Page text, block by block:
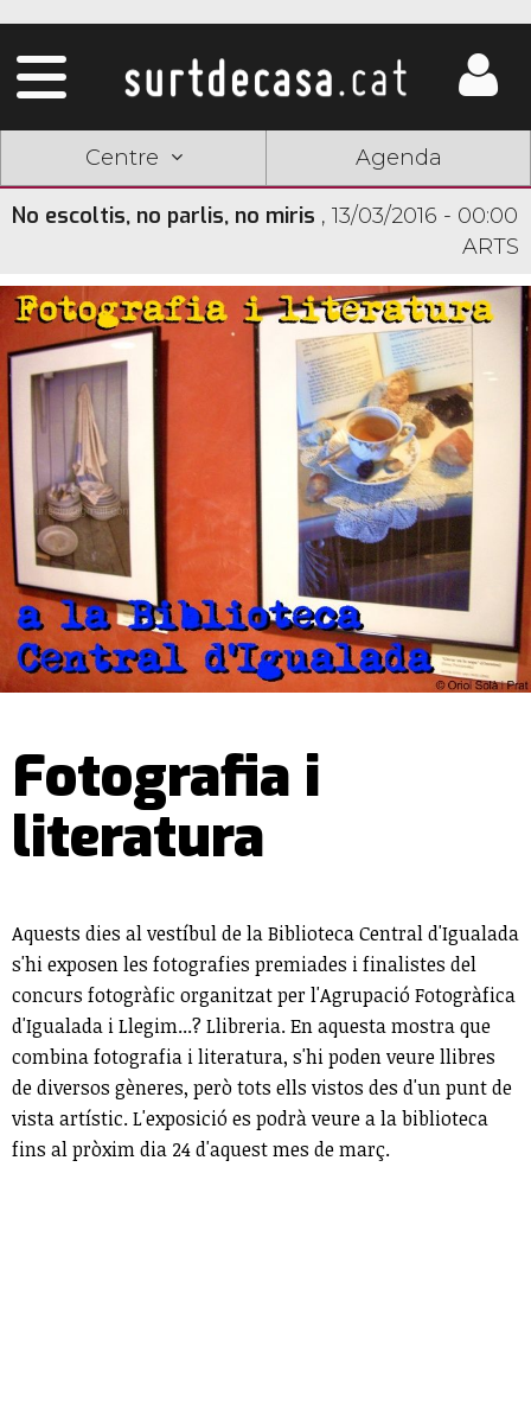
Centre Agenda
No escoltis, no parlis, no miris , 13/03/2016 - 00:00
ARTS
Fotografia i
literatura
Aquests dies al vestíbul de la Biblioteca Central d'Igualada
s'hi exposen les fotografies premiades i finalistes del
concurs fotogràfic organitzat per l'Agrupació Fotogràfica
d'Igualada i Llegim...? Llibreria. En aquesta mostra que
combina fotografia i literatura, s'hi poden veure llibres
de diversos gèneres, però tots ells vistos des d'un punt de
vista artístic. L'exposició es podrà veure a la biblioteca
fins al pròxim dia 24 d'aquest mes de març.